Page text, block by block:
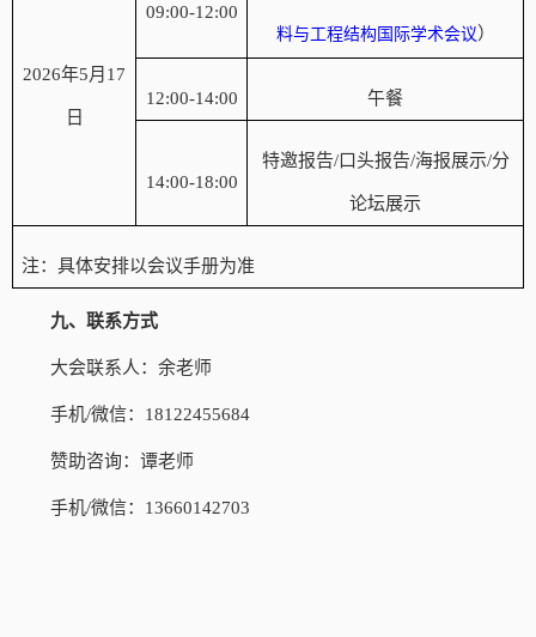
2026年5月17
日
09:00-12:00
料与工程结构国际学术会议）
12:00-14:00 午餐
14:00-18:00
特邀报告/口头报告/海报展示/分
论坛展示
注：具体安排以会议手册为准
九、联系方式
大会联系人：余老师
手机/微信： 18122455684
赞助咨询：谭老师
手机/微信：13660142703